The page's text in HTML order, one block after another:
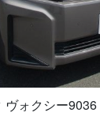
ヴォクシー9036